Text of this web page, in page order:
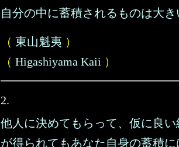
自分の中に蓄積されるものは大き
（ 東山魁夷 ）
（ Higashiyama Kaii ）
2.
他人に決めてもらって、仮に良い
が得られてもあなた自身の蓄積に